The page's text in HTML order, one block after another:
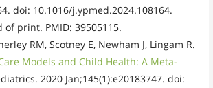
doi: 10.1016/j.ypmed.2024.108164.
of print. PMID: 39505115.
RM, Scotney E, Newham J, Lingam R.
Models and Child Health: A Meta-
2020 Jan;145(1):e20183747. doi: